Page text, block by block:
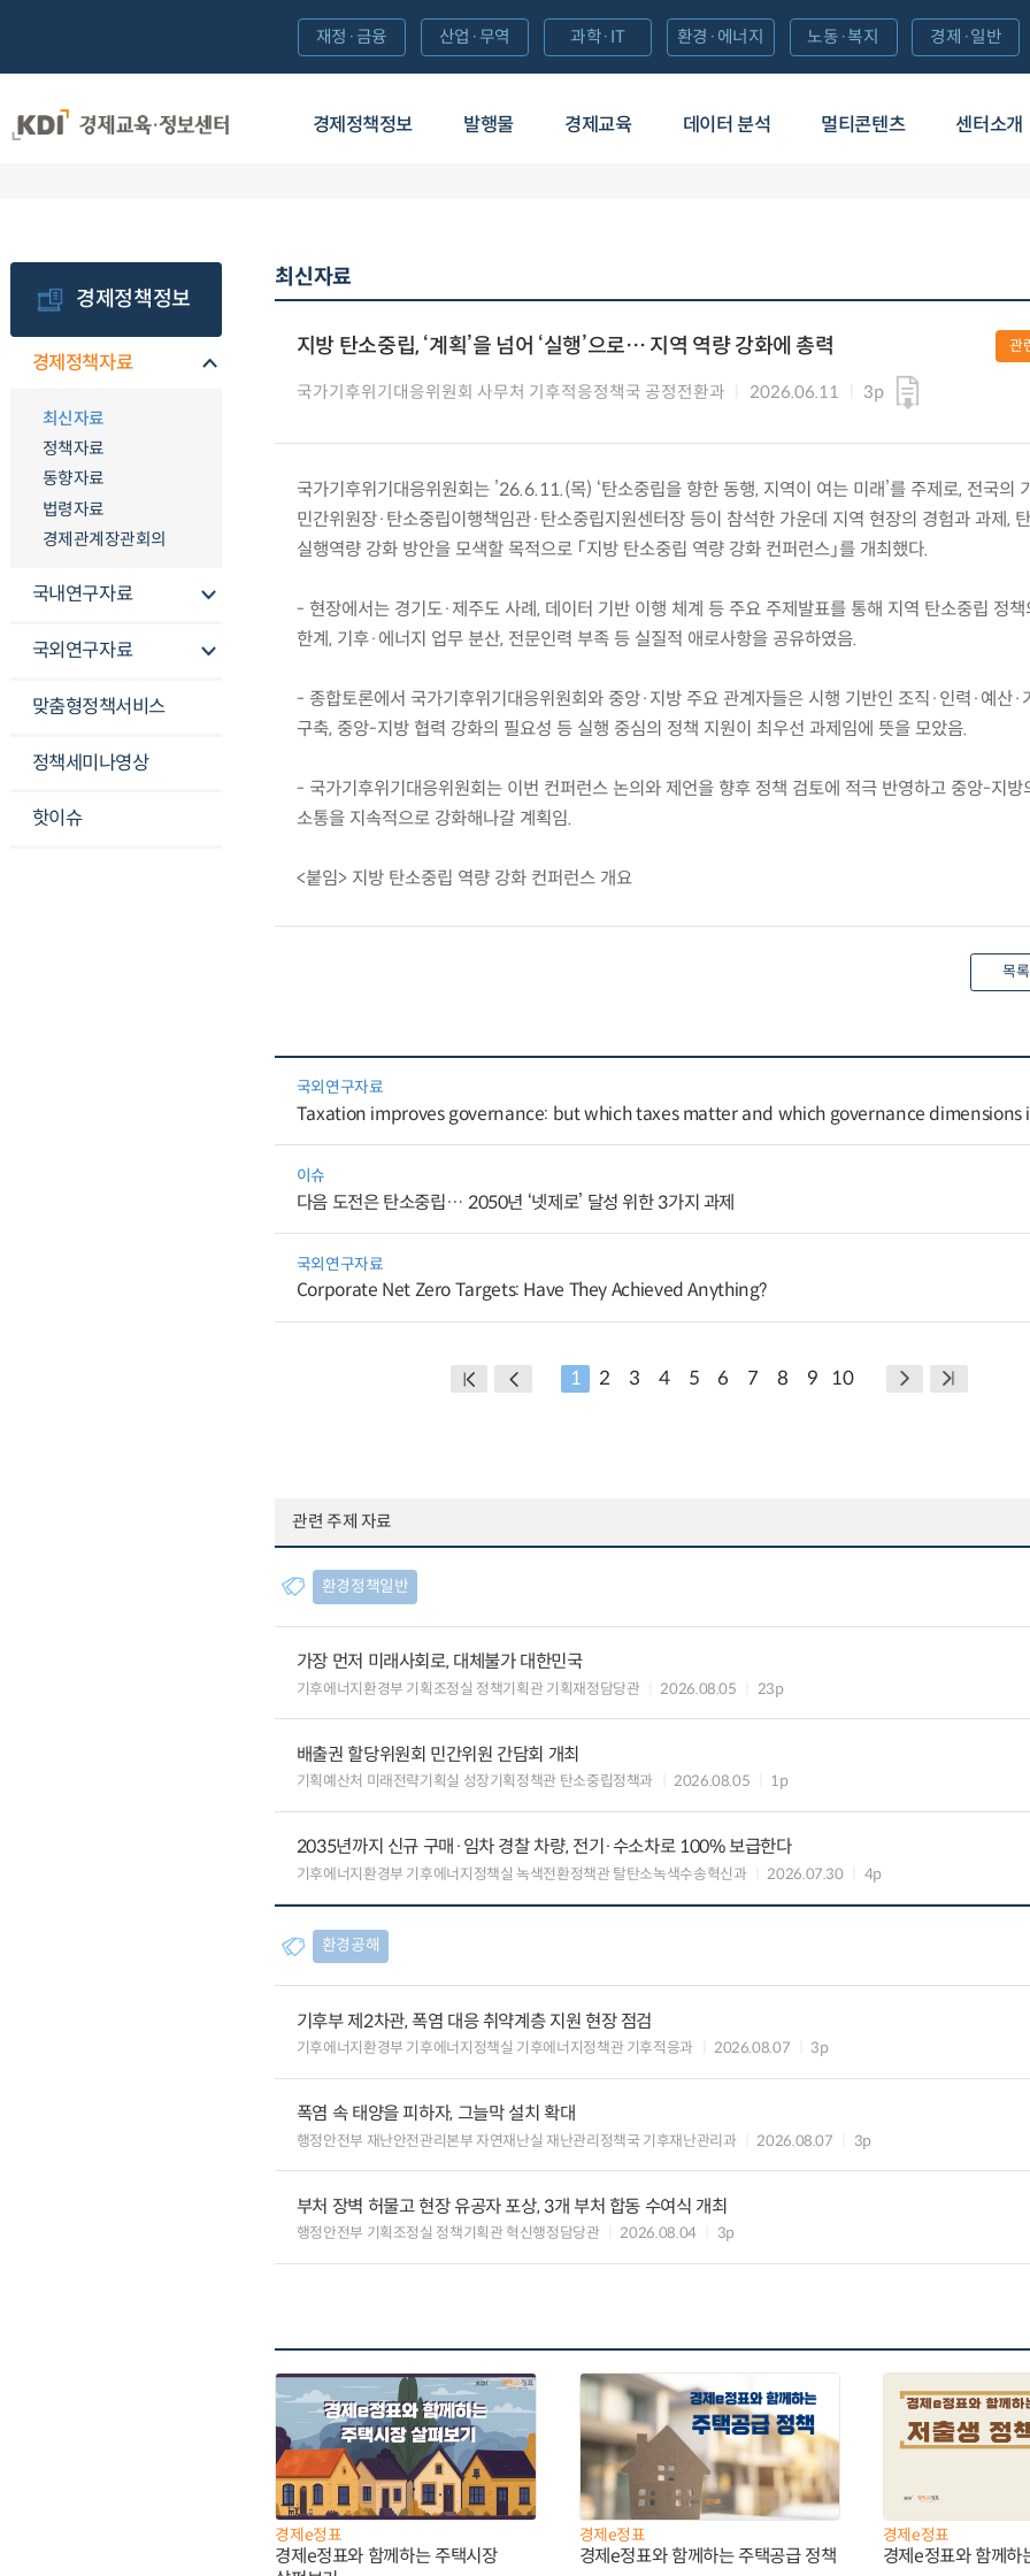
경제정책정보 발행물 경제교육 데이터 분석 멀티콘텐츠 센터소개
재정·금융 산업·무역 과학·IT 환경·에너지 노동·복지 경제·일반
경제정책정보
경제정책자료
최신자료
정책자료
동향자료
법령자료
경제관계장관회의
국내연구자료
국외연구자료
맞춤형정책서비스
정책세미나영상
핫이슈
최신자료
지방 탄소중립, ‘계획’을 넘어 ‘실행’으로… 지역 역량 강화에 총력
국가기후위기대응위원회 사무처 기후적응정책국 공정전환과 2026.06.11 3p
관
국가기후위기대응위원회는 ’26.6.11.(목) ‘탄소중립을 향한 동행, 지역이 여는 미래’를 주제로, 전국의
민간위원장·탄소중립이행책임관·탄소중립지원센터장 등이 참석한 가운데 지역 현장의 경험과 과제,
실행역량 강화 방안을 모색할 목적으로 「지방 탄소중립 역량 강화 컨퍼런스」를 개최했다.
- 현장에서는 경기도·제주도 사례, 데이터 기반 이행 체계 등 주요 주제발표를 통해 지역 탄소중립 정책
한계, 기후·에너지 업무 분산, 전문인력 부족 등 실질적 애로사항을 공유하였음.
- 종합토론에서 국가기후위기대응위원회와 중앙·지방 주요 관계자들은 시행 기반인 조직·인력·예산·
구축, 중앙-지방 협력 강화의 필요성 등 실행 중심의 정책 지원이 최우선 과제임에 뜻을 모았음.
- 국가기후위기대응위원회는 이번 컨퍼런스 논의와 제언을 향후 정책 검토에 적극 반영하고 중앙-지방
소통을 지속적으로 강화해나갈 계획임.
<붙임> 지방 탄소중립 역량 강화 컨퍼런스 개요
목록
국외연구자료
Taxation improves governance: but which taxes matter and which governance dimensions
이슈
다음 도전은 탄소중립… 2050년 ‘넷제로’ 달성 위한 3가지 과제
국외연구자료
Corporate Net Zero Targets: Have They Achieved Anything?
1 2 3 4 5 6 7 8 9 10
관련 주제 자료
환경정책일반
가장 먼저 미래사회로, 대체불가 대한민국
기후에너지환경부 기획조정실 정책기획관 기획재정담당관 2026.08.05 23p
배출권 할당위원회 민간위원 간담회 개최
기획예산처 미래전략기획실 성장기획정책관 탄소중립정책과 2026.08.05 1p
2035년까지 신규 구매·임차 경찰 차량, 전기·수소차로 100% 보급한다
기후에너지환경부 기후에너지정책실 녹색전환정책관 탈탄소녹색수송혁신과 2026.07.30 4p
환경공해
기후부 제2차관, 폭염 대응 취약계층 지원 현장 점검
기후에너지환경부 기후에너지정책실 기후에너지정책관 기후적응과 2026.08.07 3p
폭염 속 태양을 피하자, 그늘막 설치 확대
행정안전부 재난안전관리본부 자연재난실 재난관리정책국 기후재난관리과 2026.08.07 3p
부처 장벽 허물고 현장 유공자 포상, 3개 부처 합동 수여식 개최
행정안전부 기획조정실 정책기획관 혁신행정담당관 2026.08.04 3p
경제e정표
경제e정표와 함께하는 주택시장
경제e정표
경제e정표와 함께하는 주택공급 정책
경제e정표
경제e정표와 함께하